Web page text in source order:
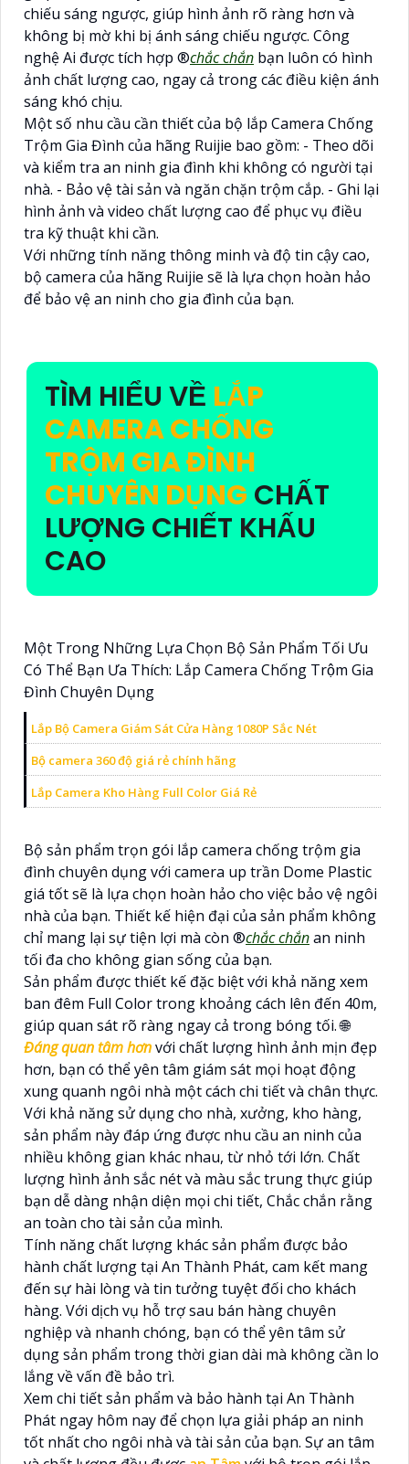
chiếu sáng ngược, giúp hình ảnh rõ ràng hơn và
không bị mờ khi bị ánh sáng chiếu ngược. Công
nghệ Ai được tích hợp ®️chắc chắn bạn luôn có hình
ảnh chất lượng cao, ngay cả trong các điều kiện ánh
sáng khó chịu.
Một số nhu cầu cần thiết của bộ lắp Camera Chống
Trộm Gia Đình của hãng Ruijie bao gồm: - Theo dõi
và kiểm tra an ninh gia đình khi không có người tại
nhà. - Bảo vệ tài sản và ngăn chặn trộm cắp. - Ghi lại
hình ảnh và video chất lượng cao để phục vụ điều
tra kỹ thuật khi cần.
Với những tính năng thông minh và độ tin cậy cao,
bộ camera của hãng Ruijie sẽ là lựa chọn hoàn hảo
để bảo vệ an ninh cho gia đình của bạn.
TÌM HIỂU VỀ LẮP
CAMERA CHỐNG
TRỘM GIA ĐÌNH
CHUYÊN DỤNG CHẤT
LƯỢNG CHIẾT KHẤU
CAO
Một Trong Những Lựa Chọn Bộ Sản Phẩm Tối Ưu
Có Thể Bạn Ưa Thích: Lắp Camera Chống Trộm Gia
Đình Chuyên Dụng
Lắp Bộ Camera Giám Sát Cửa Hàng 1080P Sắc Nét
Bộ camera 360 độ giá rẻ chính hãng
Lắp Camera Kho Hàng Full Color Giá Rẻ
Bộ sản phẩm trọn gói lắp camera chống trộm gia
đình chuyên dụng với camera up trần Dome Plastic
giá tốt sẽ là lựa chọn hoàn hảo cho việc bảo vệ ngôi
nhà của bạn. Thiết kế hiện đại của sản phẩm không
chỉ mang lại sự tiện lợi mà còn ®️chắc chắnan ninh
tối đa cho không gian sống của bạn.
Sản phẩm được thiết kế đặc biệt với khả năng xem
ban đêm Full Color trong khoảng cách lên đến 40m,
giúp quan sát rõ ràng ngay cả trong bóng tối. 🌐
Đáng quan tâm hơnvới chất lượng hình ảnh mịn đẹp
hơn, bạn có thể yên tâm giám sát mọi hoạt động
xung quanh ngôi nhà một cách chi tiết và chân thực.
Với khả năng sử dụng cho nhà, xưởng, kho hàng,
sản phẩm này đáp ứng được nhu cầu an ninh của
nhiều không gian khác nhau, từ nhỏ tới lớn. Chất
lượng hình ảnh sắc nét và màu sắc trung thực giúp
bạn dễ dàng nhận diện mọi chi tiết, Chắc chắn rằng
an toàn cho tài sản của mình.
Tính năng chất lượng khác sản phẩm được bảo
hành chất lượng tại An Thành Phát, cam kết mang
đến sự hài lòng và tin tưởng tuyệt đối cho khách
hàng. Với dịch vụ hỗ trợ sau bán hàng chuyên
nghiệp và nhanh chóng, bạn có thể yên tâm sử
dụng sản phẩm trong thời gian dài mà không cần lo
lắng về vấn đề bảo trì.
Xem chi tiết sản phẩm và bảo hành tại An Thành
Phát ngay hôm nay để chọn lựa giải pháp an ninh
tốt nhất cho ngôi nhà và tài sản của bạn. Sự an tâm